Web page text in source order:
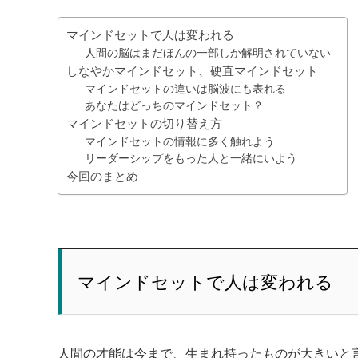
マインドセットで人は変われる
人間の脳はまだほんの一部しか解明されていない
しなやかマインドセット、硬直マインドセット
マインドセットの違いは脳波にも表れる
あなたはどっちのマインドセット？
マインドセットの切り替え方
マインドセットの情報に多く触れよう
リーダーシップをもった人と一緒にいよう
今回のまとめ
マインドセットで人は変われる
人間の才能は今まで、生まれ持ったものが大きいと